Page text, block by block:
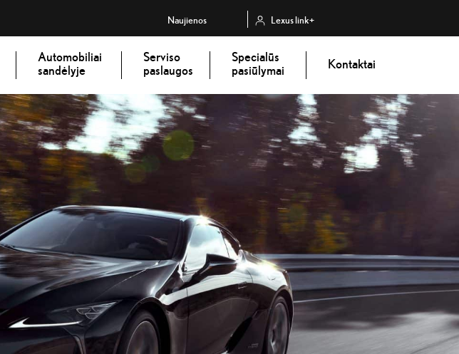
Naujienos Lexus link+
Automobiliai
sandėlyje
Serviso
paslaugos
Specialūs
pasiūlymai
Kontaktai